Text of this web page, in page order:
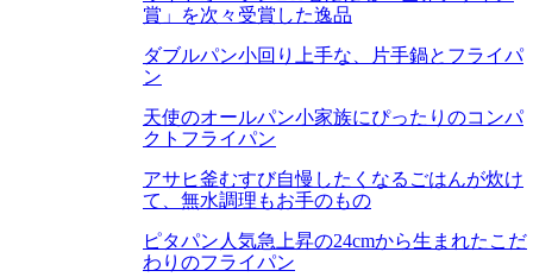
賞」を次々受賞した逸品
ダブルパン小回り上手な、片手鍋とフライパ
ン
天使のオールパン小家族にぴったりのコンパ
クトフライパン
アサヒ釜むすび自慢したくなるごはんが炊け
て、無水調理もお手のもの
ピタパン 人気急上昇の24cmから生まれたこだ
わりのフライパン